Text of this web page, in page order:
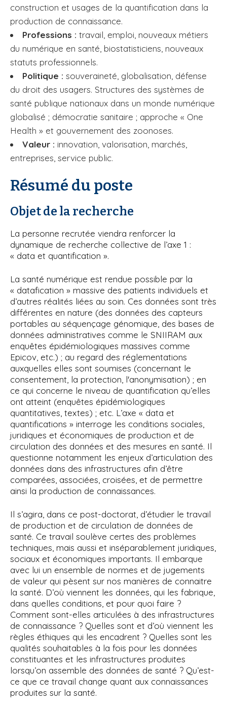
construction et usages de la quantification dans la
production de connaissance.
Professions : travail, emploi, nouveaux métiers
du numérique en santé, biostatisticiens, nouveaux
statuts professionnels.
Politique : souveraineté, globalisation, défense
du droit des usagers. Structures des systèmes de
santé publique nationaux dans un monde numérique
globalisé ; démocratie sanitaire ; approche « One
Health » et gouvernement des zoonoses.
Valeur : innovation, valorisation, marchés,
entreprises, service public.
Résumé du poste
Objet de la recherche
La personne recrutée viendra renforcer la
dynamique de recherche collective de l’axe 1 :
« data et quantification ».
La santé numérique est rendue possible par la
« datafication » massive des patients individuels et
d’autres réalités liées au soin. Ces données sont très
différentes en nature (des données des capteurs
portables au séquençage génomique, des bases de
données administratives comme le SNIIRAM aux
enquêtes épidémiologiques massives comme
Epicov, etc.) ; au regard des réglementations
auxquelles elles sont soumises (concernant le
consentement, la protection, l'anonymisation) ; en
ce qui concerne le niveau de quantification qu’elles
ont atteint (enquêtes épidémiologiques
quantitatives, textes) ; etc. L’axe « data et
quantifications » interroge les conditions sociales,
juridiques et économiques de production et de
circulation des données et des mesures en santé. Il
questionne notamment les enjeux d’articulation des
données dans des infrastructures afin d’être
comparées, associées, croisées, et de permettre
ainsi la production de connaissances.
Il s’agira, dans ce post-doctorat, d’étudier le travail
de production et de circulation de données de
santé. Ce travail soulève certes des problèmes
techniques, mais aussi et inséparablement juridiques,
sociaux et économiques importants. Il embarque
avec lui un ensemble de normes et de jugements
de valeur qui pèsent sur nos manières de connaitre
la santé. D’où viennent les données, qui les fabrique,
dans quelles conditions, et pour quoi faire ?
Comment sont-elles articulées à des infrastructures
de connaissance ? Quelles sont et d’où viennent les
règles éthiques qui les encadrent ? Quelles sont les
qualités souhaitables à la fois pour les données
constituantes et les infrastructures produites
lorsqu’on assemble des données de santé ? Qu’est-
ce que ce travail change quant aux connaissances
produites sur la santé.